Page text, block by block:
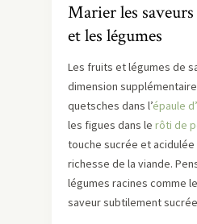
Marier les
et les légumes
Les fruits et légumes de
dimension
quetsches dans l’épaule
les figues dans le rôti de
touche sucrée et acidulée
richesse de la viande.
légumes racines comme
saveur subtilement